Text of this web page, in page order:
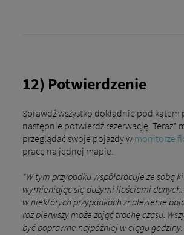
12) Potwierdzenie
Sprawdź wszystko dokładnie pod
następnie potwierdź rezerwację. Teraz*
przeglądać swoje pojazdy w monitorze
pracę na jednej mapie.
*W tym przypadku współpracuje ze sobą
wymieniając się dużymi ilościami danych.
w niektórych przypadkach znalezienie
raz pierwszy może zająć trochę czasu.
być poprawne najpóźniej w ciągu godziny.